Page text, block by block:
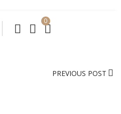
0
PREVIOUS POST